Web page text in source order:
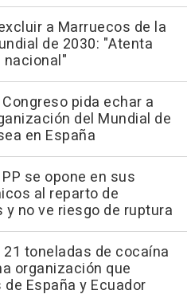
a Marruecos de la
de 2030: "Atenta
pida echar a
del Mundial de
en España
se opone en sus
al reparto de
no ve riesgo de ruptura
toneladas de cocaína
organización que
España y Ecuador